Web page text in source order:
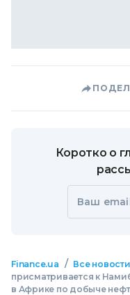
Коротко о
Ваш
Finance.ua / Все новости
присматривается к
в Африке по добыче